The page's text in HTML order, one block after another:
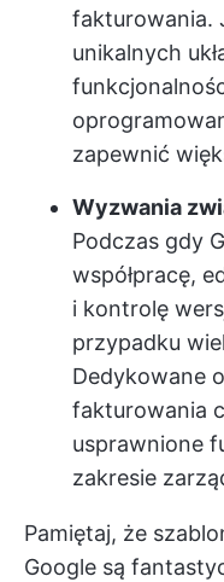
fakturowania.
unikalnych
zapewnić
Wyzwania
Podczas gdy
współpracę,
i kontrolę
przypadku
Dedykowane
fakturowania
usprawnione
zakresie
Pamiętaj, że
Google są